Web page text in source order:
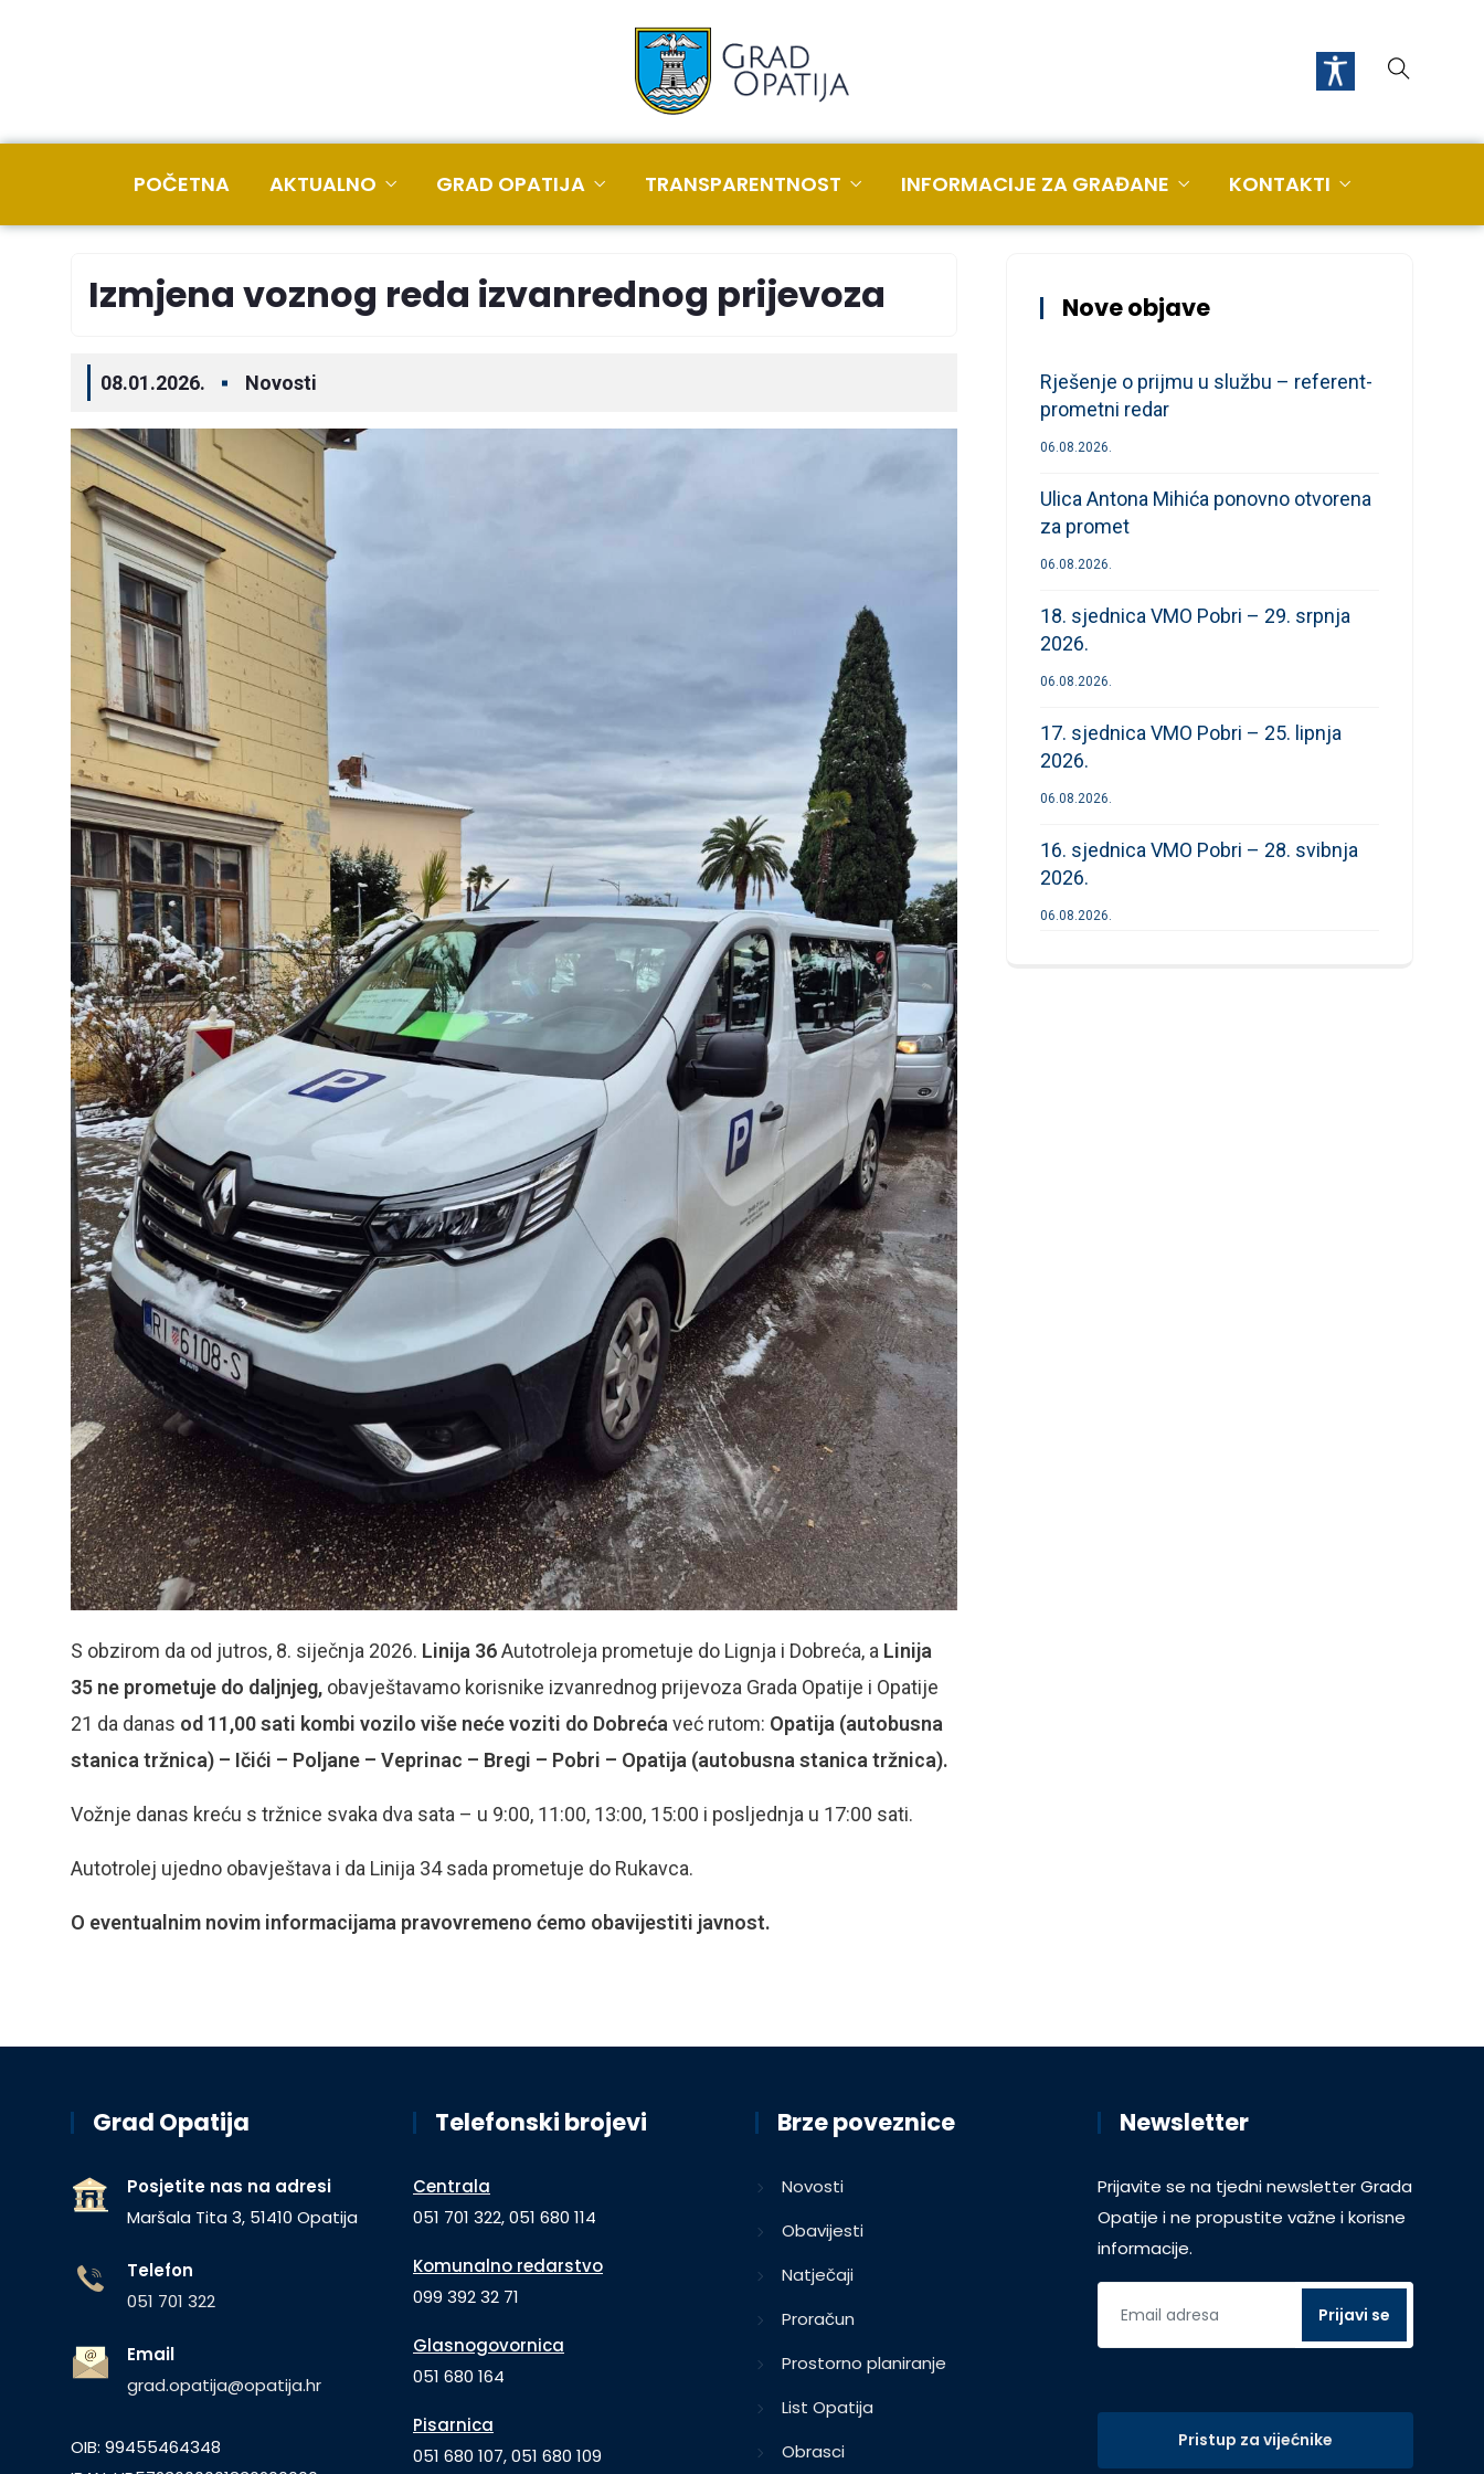
POČETNA AKTUALNO GRAD OPATIJA TRANSPARENTNOST INFORMACIJE ZA GRAĐANE KONTAKTI
Izmjena voznog reda izvanrednog prijevoza
08.01.2026. Novosti
S obzirom da od jutros, 8. siječnja 2026. Linija 36Autotroleja prometuje do Lignja i Dobreća, a Linija
35 ne prometuje do daljnjeg, obavještavamo korisnike izvanrednog prijevoza Grada Opatije i Opatije
21 da danas od 11,00sati kombi vozilo više neće voziti do Dobrećaveć rutom: Opatija (autobusna
stanica tržnica) – Ičići – Poljane – Veprinac – Bregi – Pobri – Opatija (autobusna stanica tržnica).
Vožnje danas kreću s tržnice svaka dva sata – u 9:00, 11:00, 13:00, 15:00 i posljednja u 17:00 sati.
Autotrolej ujedno obavještava i da Linija 34 sada prometuje do Rukavca.
O eventualnim novim informacijama pravovremeno ćemo obavijestiti javnost.
Nove objave
Rješenje o prijmu u službu – referent-
prometni redar
06.08.2026.
Ulica Antona Mihića ponovno otvorena
za promet
06.08.2026.
18. sjednica VMO Pobri – 29. srpnja
2026.
06.08.2026.
17. sjednica VMO Pobri – 25. lipnja
2026.
06.08.2026.
16. sjednica VMO Pobri – 28. svibnja
2026.
06.08.2026.
Grad Opatija
Posjetite nas na adresi
Maršala Tita 3, 51410 Opatija
Telefon
051 701 322
Email
grad.opatija@opatija.hr
OIB: 99455464348
Telefonski brojevi
Centrala
051 701 322, 051 680 114
Komunalno redarstvo
099 392 32 71
Glasnogovornica
051 680 164
Pisarnica
051 680 107, 051 680 109
Brze poveznice
Novosti
Obavijesti
Natječaji
Proračun
Prostorno planiranje
List Opatija
Obrasci
Newsletter
Prijavite se na tjedni newsletter Grada
Opatije i ne propustite važne i korisne
informacije.
Pristup za vijećnike